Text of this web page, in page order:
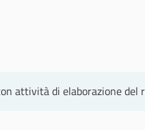
attività di elaborazione